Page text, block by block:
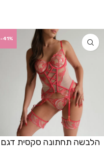
-41%
הלבשה תחתונה סקסית דגם